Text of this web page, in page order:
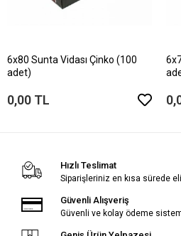
6x80 Sunta Vidası Çinko (100
adet)
0,00 TL
Hızlı Teslimat
Siparişleriniz en kısa sürede
Güvenli Alışveriş
Güvenli ve kolay ödeme